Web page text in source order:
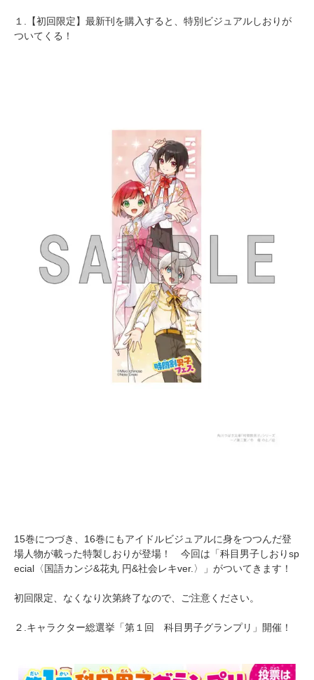
１.【初回限定】最新刊を購入すると、特別ビジュアルしおりが
ついてくる！
15巻につづき、16巻にもアイドルビジュアルに身をつつんだ登
場人物が載った特製しおりが登場！ 今回は「科目男子しおりsp
ecial〈国語カンジ&花丸 円&社会レキver.〉」がついてきます！
初回限定、なくなり次第終了なので、ご注意ください。
２.キャラクター総選挙「第１回 科目男子グランプリ」開催！